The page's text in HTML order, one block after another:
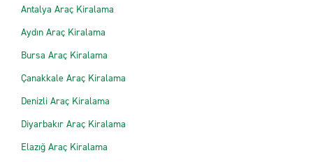
Antalya Araç Kiralama
Aydın Araç Kiralama
Bursa Araç Kiralama
Çanakkale Araç Kiralama
Denizli Araç Kiralama
Diyarbakır Araç Kiralama
Elazığ Araç Kiralama